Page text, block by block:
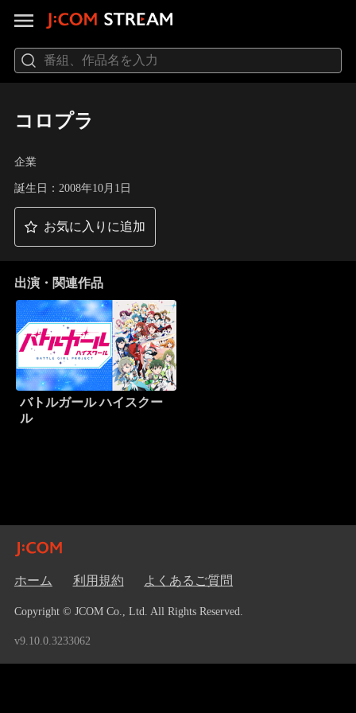
コロプラ
企業
誕生日：2008年10月1日
お気に入りに追加
出演・関連作品
バトルガール ハイスクー
ル
ホーム 利用規約 よくあるご質問
Copyright © JCOM Co., Ltd. All Rights Reserved.
v9.10.0.3233062